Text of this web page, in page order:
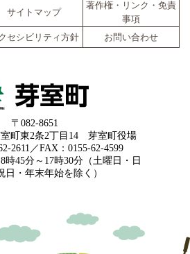
サイトマップ
著作権・リンク・免責
事項
セシビリティ方針 お問い合わせ
〒082-8651
町東2条2丁目14 芽室町役場
2611／FAX：0155-62-4599
8時45分～17時30分（土曜日・日
日・年末年始を除く）